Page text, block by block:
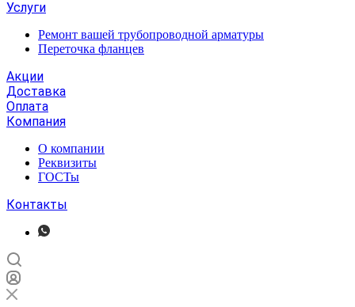
Услуги
Ремонт вашей трубопроводной арматуры
Переточка фланцев
Акции
Доставка
Оплата
Компания
О компании
Реквизиты
ГОСТы
Контакты